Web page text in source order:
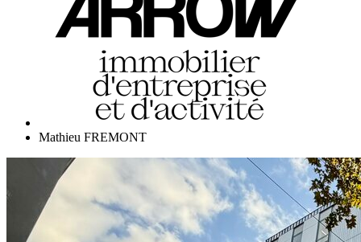
Mathieu FREMONT